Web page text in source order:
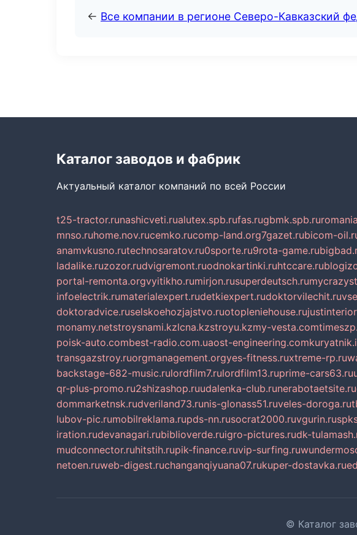
← Все компании в регионе Северо-Кавказский
Каталог заводов и фабрик
Актуальный каталог компаний по всей России
t25-tractor.runashicveti.rualutex.spb.rufas.rugbmk.spb.ru
mnso.ruhome.nov.rucemko.rucomp-land.org7gazet.rubicom-
anamvkusno.rutechnosaratov.ru0sporte.ru9rota-game.ru
ladalike.ruzozor.rudvigremont.ruodnokartinki.ruhtccare.ru
portal-remonta.orgvyitikho.rumirjon.rusuperdeutsch.ru
infoelectrik.rumaterialexpert.rudetkiexpert.rudoktorvilechit.ru
doktoradvice.ruselskoehozjajstvo.ruotopleniehouse.ru
monamy.netstroysnami.kzlcna.kzstroyu.kzmy-vesta.com
poisk-auto.combest-radio.com.uaost-engineering.com
transgazstroy.ruorgmanagement.orgyes-fitness.ruxtreme-rp.ru
backstage-682-music.rulordfilm7.rulordfilm13.ruprime-cars63.ru
qr-plus-promo.ru2shizashop.ruudalenka-club.runerabotaetsite.ru
dommarketnsk.rudveriland73.runis-glonass51.ruveles-doroga.ru
lubov-pic.rumobilreklama.rupds-nn.rusocrat2000.ruvgurin.ru
iration.rudevanagari.rubiblioverde.ruigro-pictures.rudk-
mudconnector.ruhitstih.rupik-finance.ruvip-surfing.ru
netoen.ruweb-digest.ruchanganqiyuana07.rukuper-dostavka.ru
© Каталог